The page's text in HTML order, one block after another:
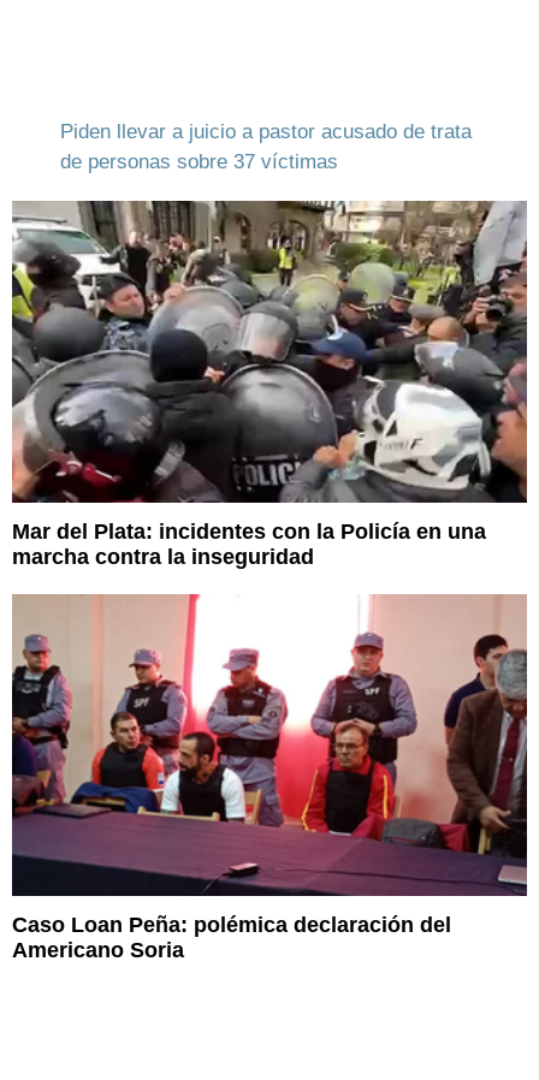
Piden llevar a juicio a pastor acusado de trata
de personas sobre 37 víctimas
Mar del Plata: incidentes con la Policía en una
marcha contra la inseguridad
Caso Loan Peña: polémica declaración del
Americano Soria